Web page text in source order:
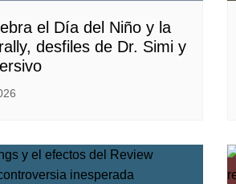
el Día del Niño y la
desfiles de Dr. Simi y